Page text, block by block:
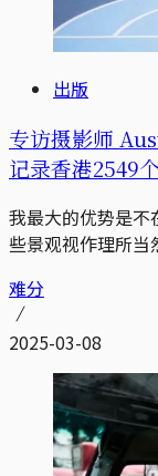
出版
专访摄影师
记录香港2549
我最大的优势是不
些景观视作理所当
难分
2025-03-08